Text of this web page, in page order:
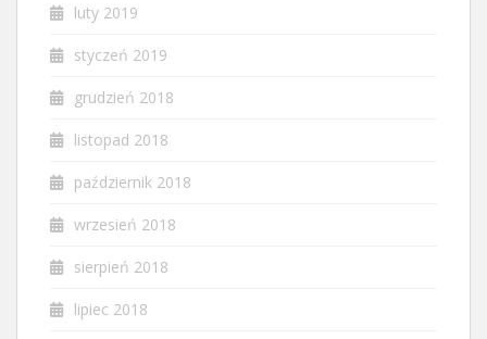
luty 2019
styczeń 2019
grudzień 2018
listopad 2018
październik 2018
wrzesień 2018
sierpień 2018
lipiec 2018